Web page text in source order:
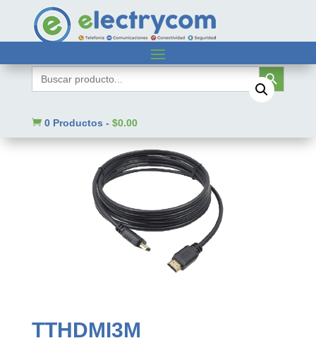
Buscar: Botón de búsqueda
 0 Productos - $0.00
/ TTHDMI3M
TTHDMI3M